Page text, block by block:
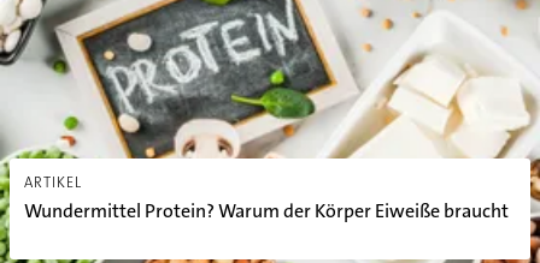
ARTIKEL
Wundermittel Protein? Warum der Körper Eiweiße braucht